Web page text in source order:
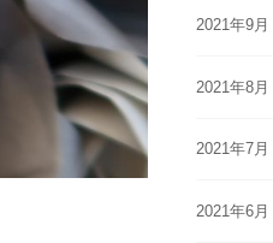
2021年9月
2021年8月
2021年7月
2021年6月